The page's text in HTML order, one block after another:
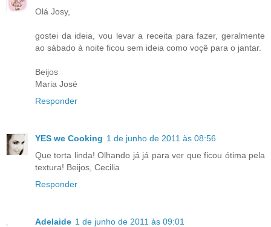
Olá Josy,
gostei da ideia, vou levar a receita para fazer, geralmente
ao sábado à noite ficou sem ideia como voçê para o jantar.
Beijos
Maria José
Responder
YES we Cooking 1 de junho de 2011 às 08:56
Que torta linda! Olhando já já para ver que ficou ótima pela
textura! Beijos, Cecilia
Responder
Adelaide 1 de junho de 2011 às 09:01